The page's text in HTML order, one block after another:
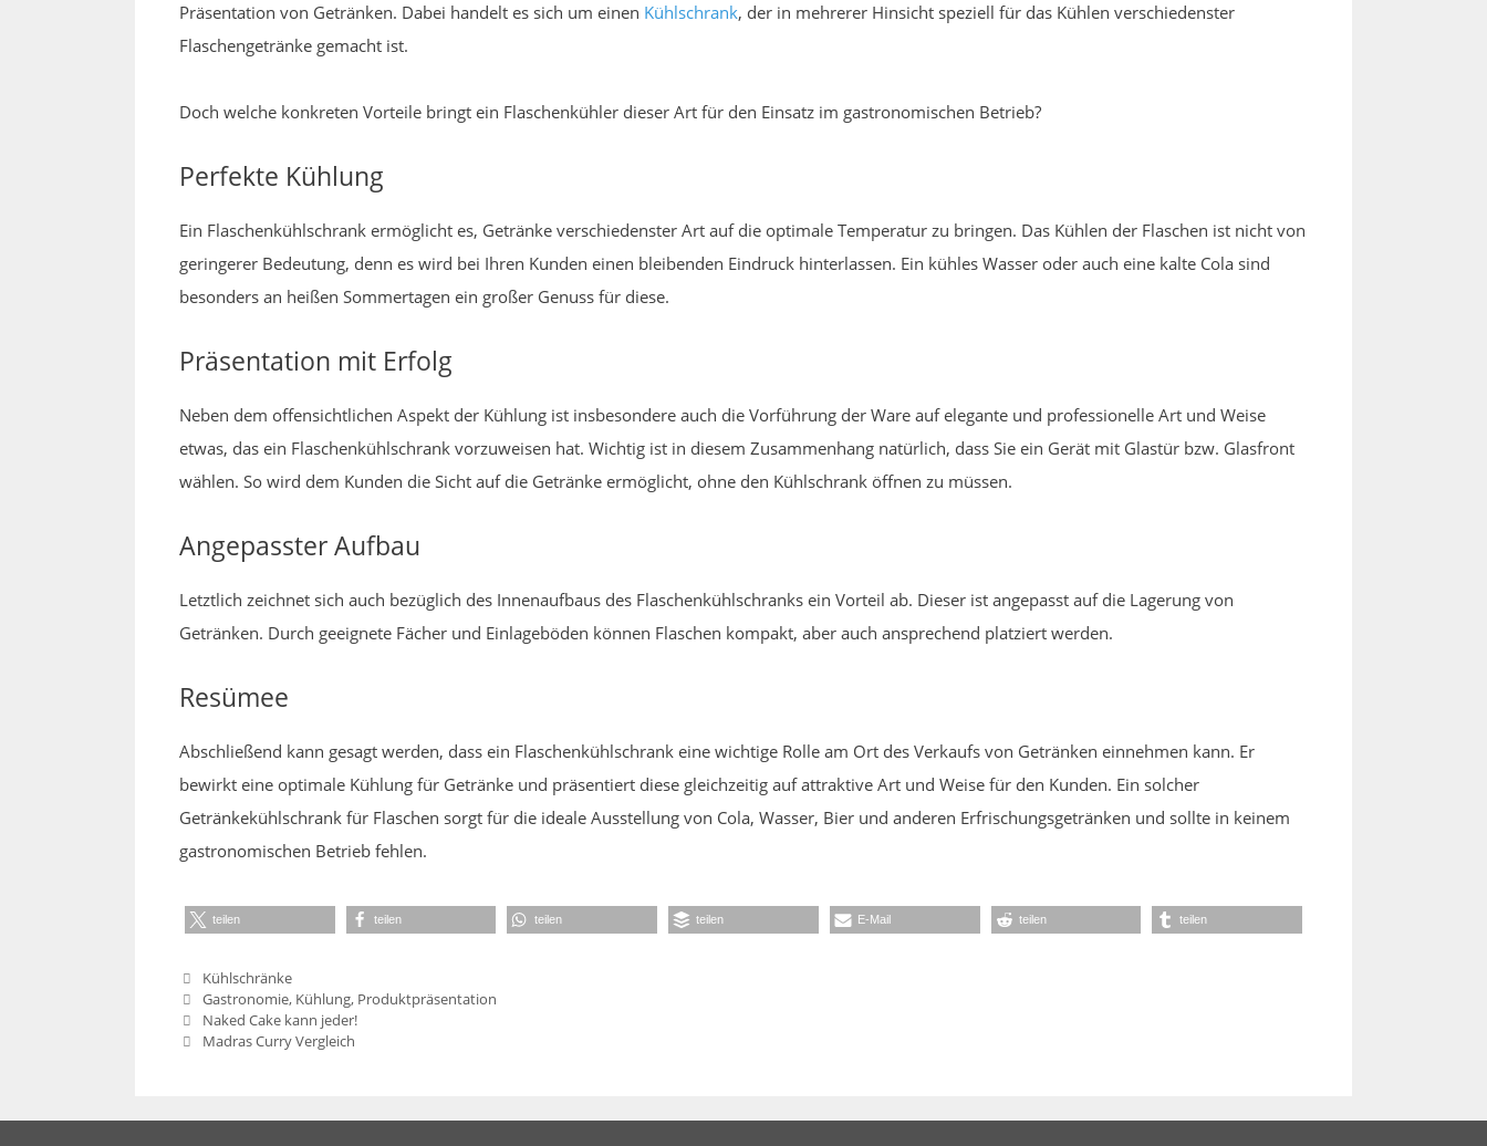
Präsentation von Getränken. Dabei handelt es sich um einen Kühlschrank, der in mehrerer Hinsicht speziell für das Kühlen verschiedenster
Flaschengetränke gemacht ist.
Doch welche konkreten Vorteile bringt ein Flaschenkühler dieser Art für den Einsatz im gastronomischen Betrieb?
Perfekte Kühlung
Ein Flaschenkühlschrank ermöglicht es, Getränke verschiedenster Art auf die optimale Temperatur zu bringen. Das Kühlen der Flaschen ist nicht von
geringerer Bedeutung, denn es wird bei Ihren Kunden einen bleibenden Eindruck hinterlassen. Ein kühles Wasser oder auch eine kalte Cola sind
besonders an heißen Sommertagen ein großer Genuss für diese.
Präsentation mit Erfolg
Neben dem offensichtlichen Aspekt der Kühlung ist insbesondere auch die Vorführung der Ware auf elegante und professionelle Art und Weise
etwas, das ein Flaschenkühlschrank vorzuweisen hat. Wichtig ist in diesem Zusammenhang natürlich, dass Sie ein Gerät mit Glastür bzw. Glasfront
wählen. So wird dem Kunden die Sicht auf die Getränke ermöglicht, ohne den Kühlschrank öffnen zu müssen.
Angepasster Aufbau
Letztlich zeichnet sich auch bezüglich des Innenaufbaus des Flaschenkühlschranks ein Vorteil ab. Dieser ist angepasst auf die Lagerung von
Getränken. Durch geeignete Fächer und Einlageböden können Flaschen kompakt, aber auch ansprechend platziert werden.
Resümee
Abschließend kann gesagt werden, dass ein Flaschenkühlschrank eine wichtige Rolle am Ort des Verkaufs von Getränken einnehmen kann. Er
bewirkt eine optimale Kühlung für Getränke und präsentiert diese gleichzeitig auf attraktive Art und Weise für den Kunden. Ein solcher
Getränkekühlschrank für Flaschen sorgt für die ideale Ausstellung von Cola, Wasser, Bier und anderen Erfrischungsgetränken und sollte in keinem
gastronomischen Betrieb fehlen.
teilen teilen teilen teilen E-Mail teilen teilen
Kategorien
Kühlschränke
Schlagwörter
Gastronomie, Kühlung, Produktpräsentation
Naked Cake kann jeder!
Madras Curry Vergleich